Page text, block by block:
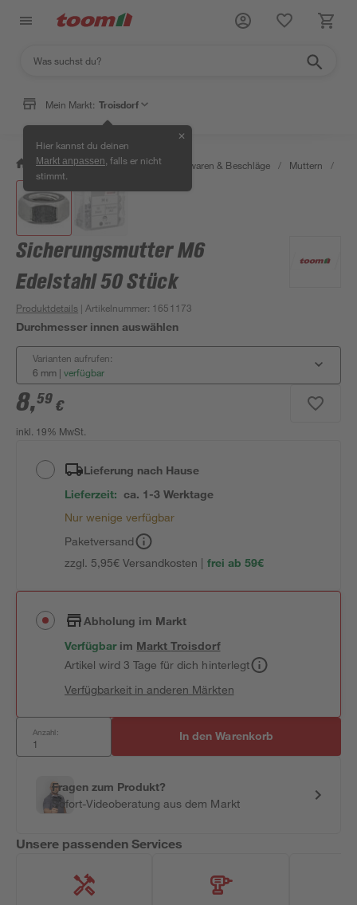
Mein Markt: Troisdorf
Hier kannst du deinen
Markt anpassen , falls er nicht
stimmt.
✕
/ Werkstatt & Maschinen / Eisenwaren & Beschläge / Muttern /
Sicherungsmutter M6
Edelstahl 50 Stück
Produktdetails | Artikelnummer: 1651173
Durchmesser innen auswählen
Varianten aufrufen:
6 mm | verfügbar
8,59 €
inkl. 19% MwSt.
Lieferung nach Hause
Lieferzeit: ca. 1-3 Werktage
Nur wenige verfügbar
Paketversand
zzgl. 5,95€ Versandkosten | frei ab 59€
Abholung im Markt
Verfügbar im MarktTroisdorf
Artikel wird 3 Tage für dich hinterlegt
Verfügbarkeit in anderen Märkten
Anzahl: In den Warenkorb
Fragen zum Produkt?
Sofort-Videoberatung aus dem Markt
Unsere passenden Services